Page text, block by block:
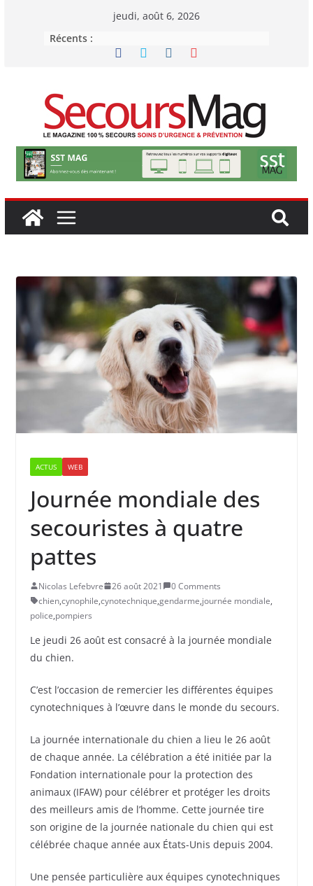
jeudi, août 6, 2026
Récents :
ACTUS WEB
Journée mondiale des
secouristes à quatre
pattes
Nicolas Lefebvre 26 août 2021
0 Comments
chien,cynophile,cynotechnique,gendarme,journée mondiale,
police,pompiers
Le jeudi 26 août est consacré à la journée mondiale
du chien.
C’est l’occasion de remercier les différentes équipes
cynotechniques à l’œuvre dans le monde du secours.
La journée internationale du chien a lieu le 26 août
de chaque année. La célébration a été initiée par la
Fondation internationale pour la protection des
animaux (IFAW) pour célébrer et protéger les droits
des meilleurs amis de l’homme. Cette journée tire
son origine de la journée nationale du chien qui est
célébrée chaque année aux États-Unis depuis 2004.
Une pensée particulière aux équipes cynotechniques